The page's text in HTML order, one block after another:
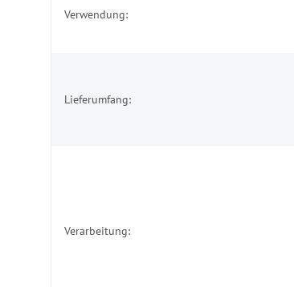
Verwendung:
Lieferumfang:
Verarbeitung: